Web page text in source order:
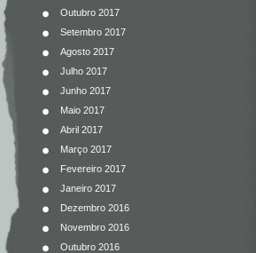
Outubro 2017
Setembro 2017
Agosto 2017
Julho 2017
Junho 2017
Maio 2017
Abril 2017
Março 2017
Fevereiro 2017
Janeiro 2017
Dezembro 2016
Novembro 2016
Outubro 2016